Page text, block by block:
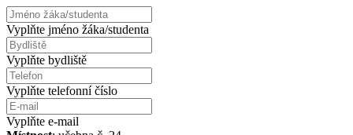
Vyplňte jméno žáka/studenta
Vyplňte bydliště
Vyplňte telefonní číslo
Vyplňte e-mail